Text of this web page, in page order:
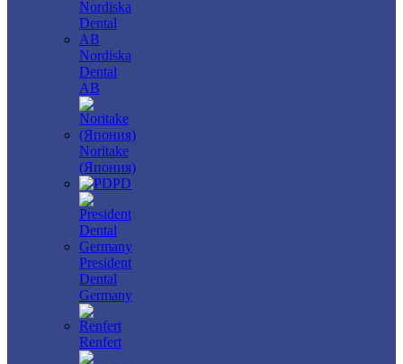
Nordiska
Dental
AB
Noritake
(Япония)
PD
President
Dental
Germany
Renfert